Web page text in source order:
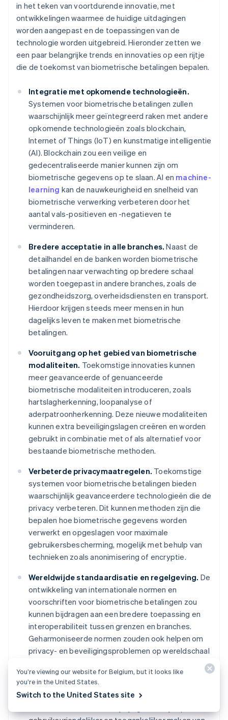
in het teken van voortdurende innovatie, met
ontwikkelingen waarmee de huidige uitdagingen
worden aangepast en de toepassingen van de
technologie worden uitgebreid. Hieronder zetten we
een paar belangrijke trends en innovaties op een rijtje
die de toekomst van biometrische betalingen bepalen.
Integratie met opkomende technologieën.
Systemen voor biometrische betalingen zullen
waarschijnlijk meer geïntegreerd raken met andere
opkomende technologieën zoals blockchain,
Internet of Things (IoT) en kunstmatige intelligentie
(AI). Blockchain zou een veilige en
gedecentraliseerde manier kunnen zijn om
biometrische gegevens op te slaan. AI en machine-
learning kan de nauwkeurigheid en snelheid van
biometrische verwerking verbeteren door het
aantal vals-positieven en -negatieven te
verminderen.
Bredere acceptatie in alle branches. Naast de
detailhandel en de banken worden biometrische
betalingen naar verwachting op bredere schaal
worden toegepast in andere branches, zoals de
gezondheidszorg, overheidsdiensten en transport.
Hierdoor krijgen steeds meer mensen in hun
dagelijks leven te maken met biometrische
betalingen.
Vooruitgang op het gebied van biometrische
modaliteiten. Toekomstige innovaties kunnen
meer geavanceerde of genuanceerde
biometrische modaliteiten introduceren, zoals
hartslagherkenning, loopanalyse of
aderpatroonherkenning. Deze nieuwe modaliteiten
kunnen extra beveiligingslagen creëren en worden
gebruikt in combinatie met of als alternatief voor
bestaande biometrische methoden.
Verbeterde privacymaatregelen. Toekomstige
systemen voor biometrische betalingen bieden
waarschijnlijk geavanceerdere technologieën die de
privacy verbeteren. Dit kunnen methoden zijn die
bepalen hoe biometrische gegevens worden
verwerkt en opgeslagen voor maximale
gebruikersbescherming, mogelijk met behulp van
technieken zoals anonimisering of encryptie.
Wereldwijde standaardisatie en regelgeving. De
ontwikkeling van internationale normen en
voorschriften voor biometrische betalingen zou
kunnen bijdragen aan een bredere toepassing en
interoperabiliteit tussen grenzen en branches.
Geharmoniseerde normen zouden ook helpen om
privacy- en beveiligingsproblemen op wereldschaal
biometrische betaalprocessen op te bouwen.
Gebruikersgericht ontwerp en toegankelijkheid.
You’re viewing our website for Belgium, but it looks like
you’re in the United States.
Switch to the United States site